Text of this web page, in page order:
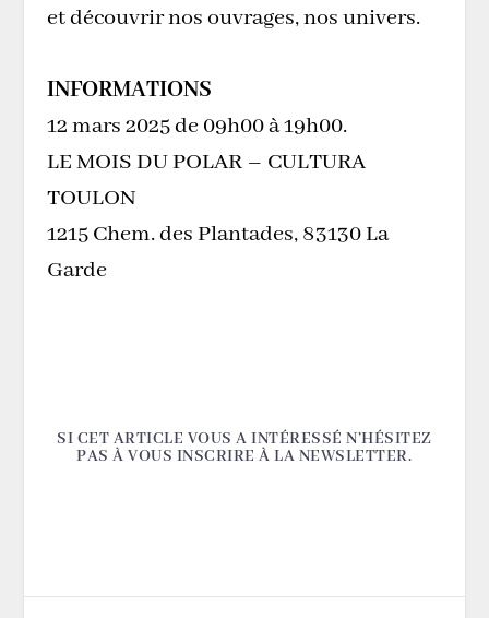
et découvrir nos ouvrages, nos univers.
INFORMATIONS
12 mars 2025 de 09h00 à 19h00.
LE MOIS DU POLAR – CULTURA
TOULON
1215 Chem. des Plantades, 83130 La
Garde
SI CET ARTICLE VOUS A INTÉRESSÉ N’HÉSITEZ
PAS À VOUS INSCRIRE À LA NEWSLETTER.